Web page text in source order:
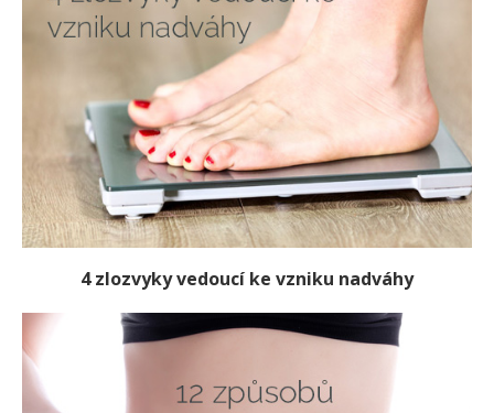
4 zlozvyky vedoucí ke vzniku nadváhy